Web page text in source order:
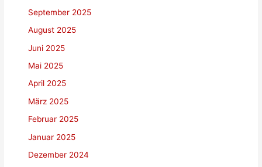
September 2025
August 2025
Juni 2025
Mai 2025
April 2025
März 2025
Februar 2025
Januar 2025
Dezember 2024